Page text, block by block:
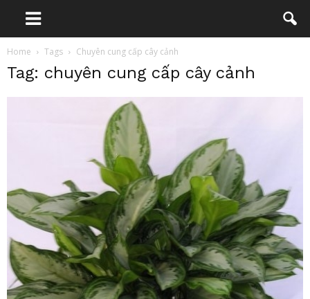
Home Tags Chuyên cung cấp cây cảnh
Tag: chuyên cung cấp cây cảnh